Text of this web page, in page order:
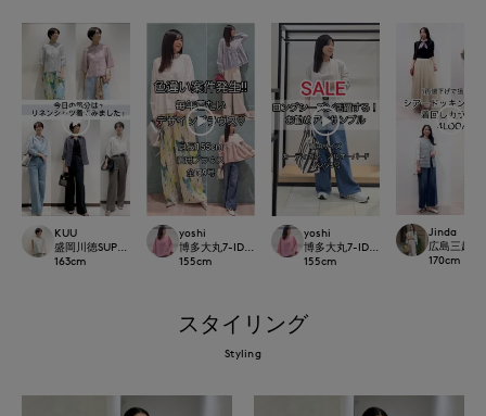
KUU
盛岡川徳SUPERIOR CLOSET
163cm
yoshi
博多大丸7-IDconcept.
155cm
yoshi
博多大丸7-IDconcept.
155cm
Jinda
広島三越
170cm
スタイリング
Styling